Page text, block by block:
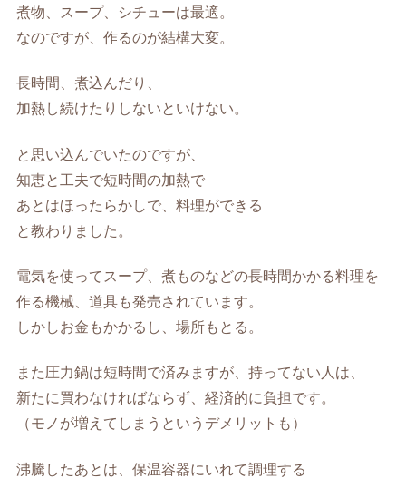
煮物、スープ、シチューは最適。
なのですが、作るのが結構大変。
長時間、煮込んだり、
加熱し続けたりしないといけない。
と思い込んでいたのですが、
知恵と工夫で短時間の加熱で
あとはほったらかしで、料理ができる
と教わりました。
電気を使ってスープ、煮ものなどの長時間かかる料理を
作る機械、道具も発売されています。
しかしお金もかかるし、場所もとる。
また圧力鍋は短時間で済みますが、持ってない人は、
新たに買わなければならず、経済的に負担です。
（モノが増えてしまうというデメリットも）
沸騰したあとは、保温容器にいれて調理する